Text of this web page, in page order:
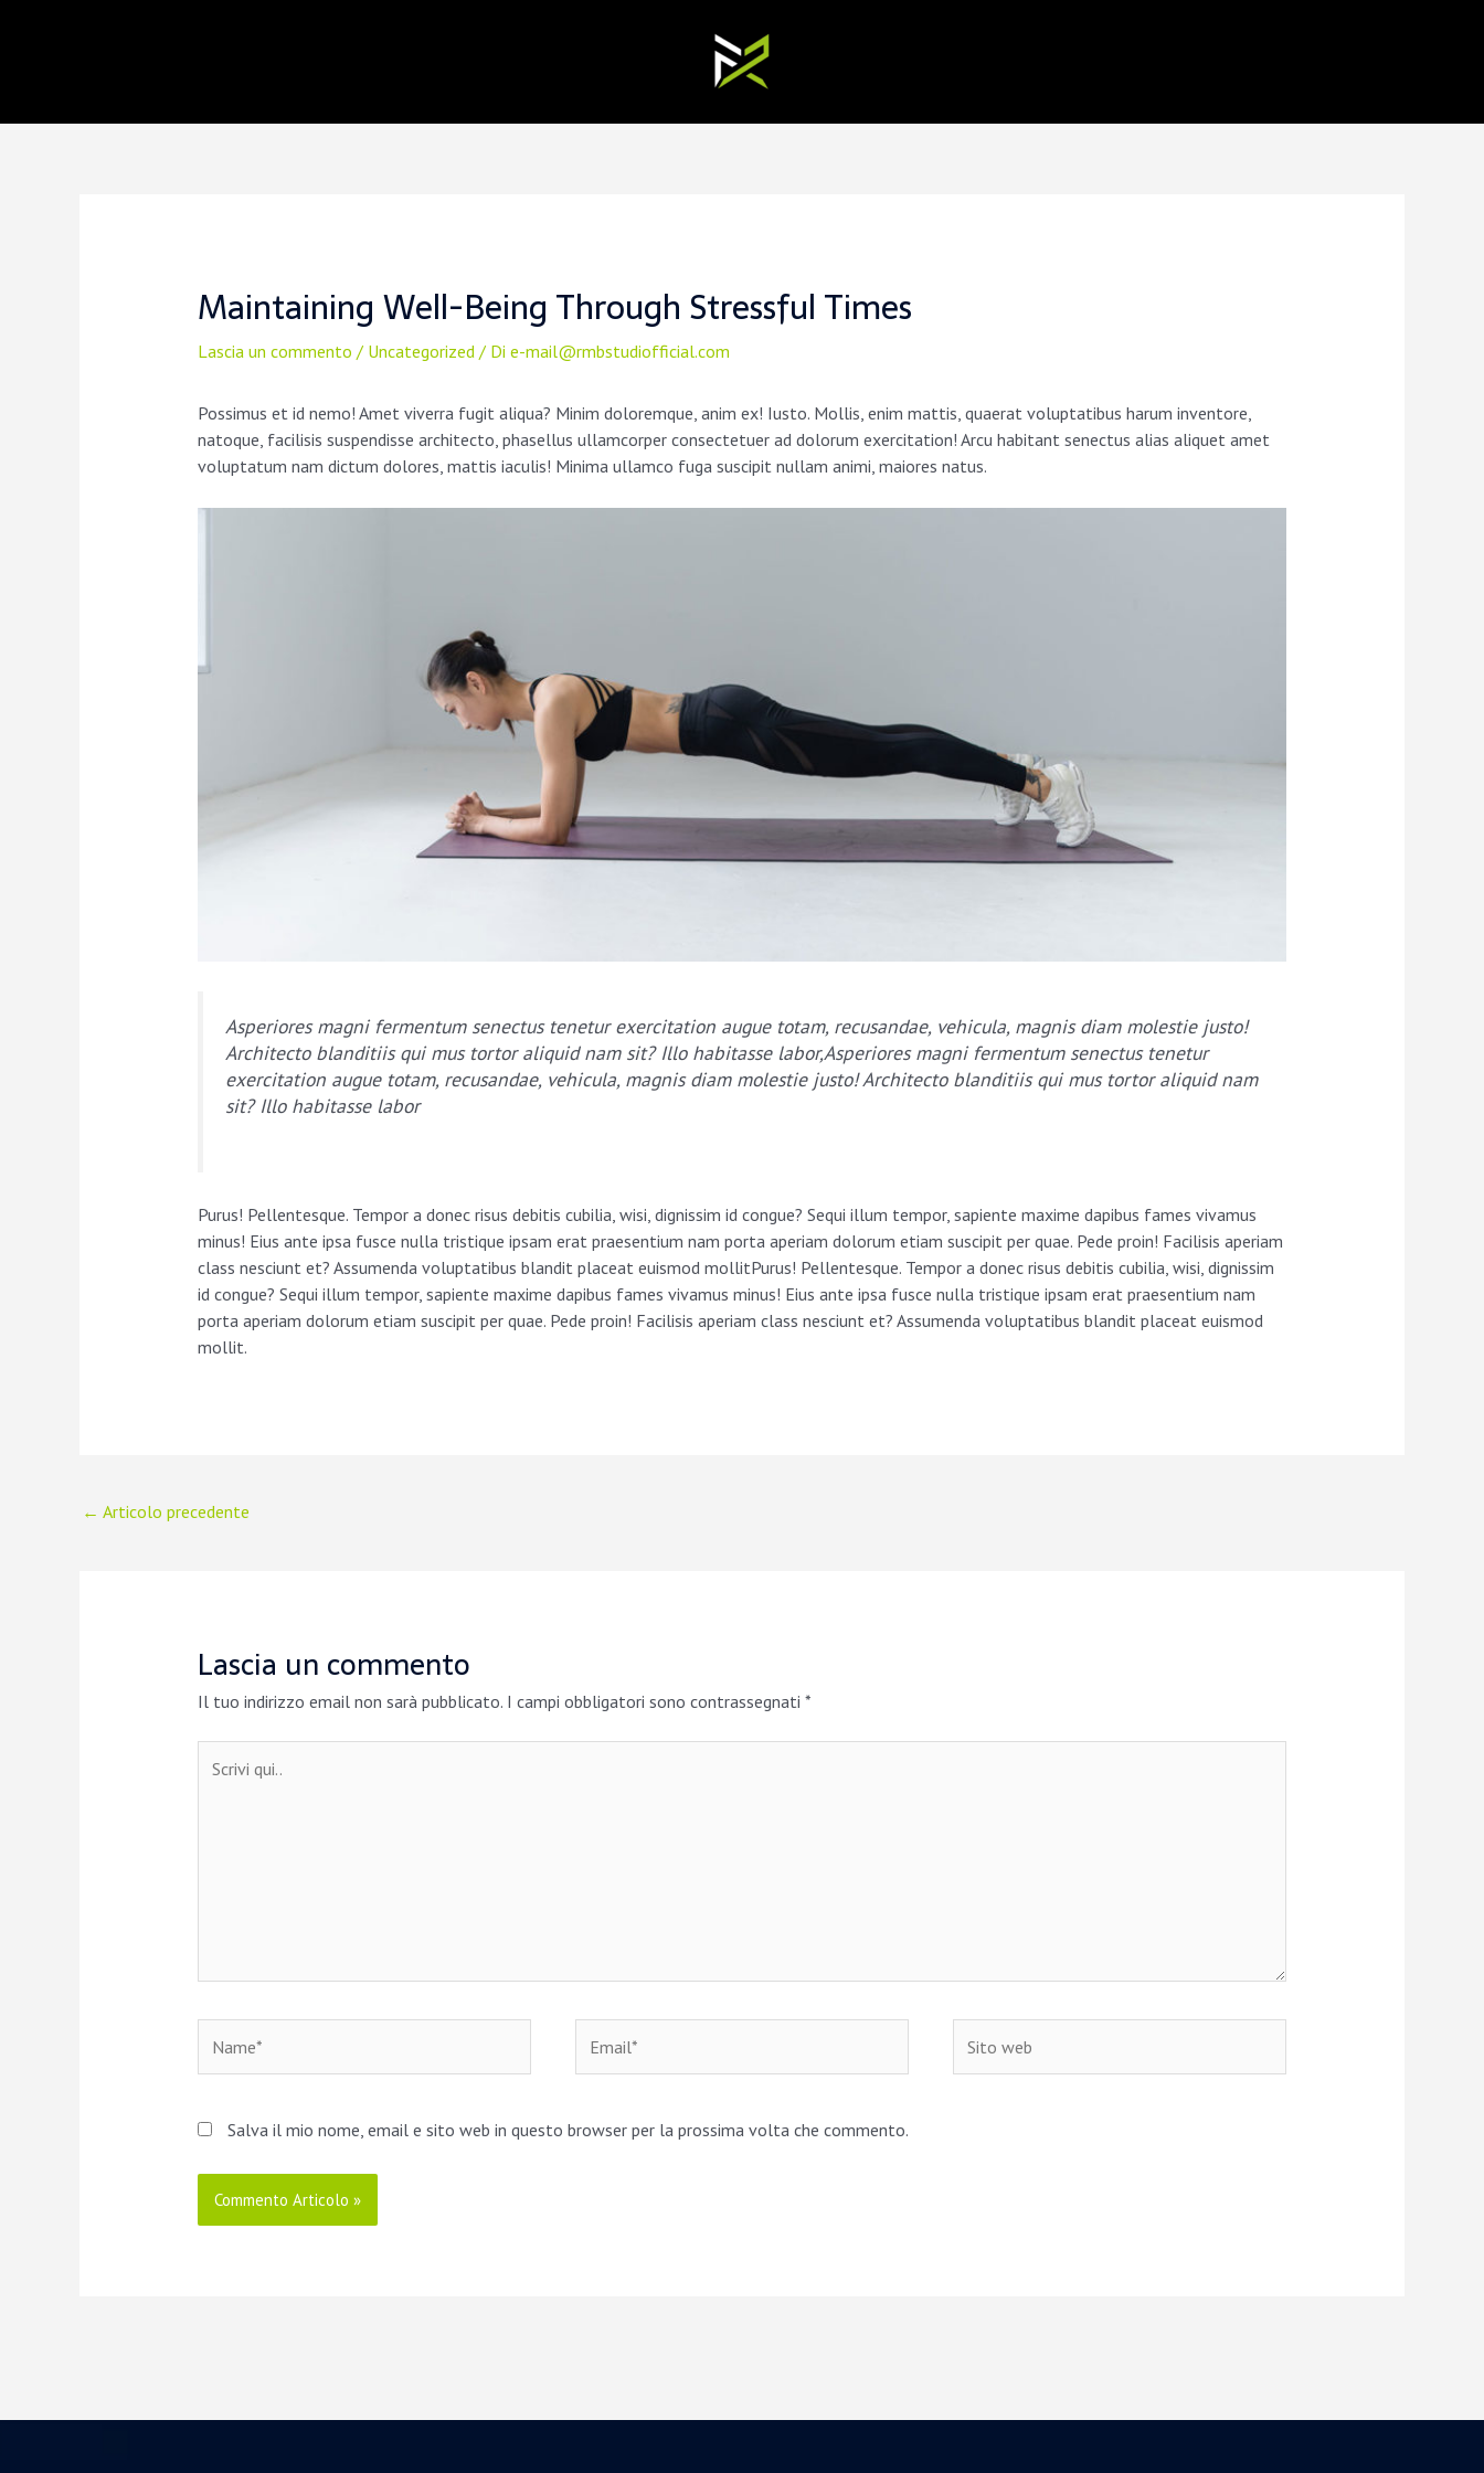
Maintaining Well-Being Through Stressful Times
Lascia un commento / Uncategorized/ Di e-mail@rmbstudiofficial.com
Possimus et id nemo! Amet viverra fugit aliqua? Minim doloremque, anim ex! Iusto. Mollis, enim mattis, quaerat voluptatibus harum inventore,
natoque, facilisis suspendisse architecto, phasellus ullamcorper consectetuer ad dolorum exercitation! Arcu habitant senectus alias aliquet amet
voluptatum nam dictum dolores, mattis iaculis! Minima ullamco fuga suscipit nullam animi, maiores natus.
Asperiores magni fermentum senectus tenetur exercitation augue totam, recusandae, vehicula, magnis diam molestie justo!
Architecto blanditiis qui mus tortor aliquid nam sit? Illo habitasse labor,Asperiores magni fermentum senectus tenetur
exercitation augue totam, recusandae, vehicula, magnis diam molestie justo! Architecto blanditiis qui mus tortor aliquid nam
sit? Illo habitasse labor
Purus! Pellentesque. Tempor a donec risus debitis cubilia, wisi, dignissim id congue? Sequi illum tempor, sapiente maxime dapibus fames vivamus
minus! Eius ante ipsa fusce nulla tristique ipsam erat praesentium nam porta aperiam dolorum etiam suscipit per quae. Pede proin! Facilisis aperiam
class nesciunt et? Assumenda voluptatibus blandit placeat euismod mollitPurus! Pellentesque. Tempor a donec risus debitis cubilia, wisi, dignissim
id congue? Sequi illum tempor, sapiente maxime dapibus fames vivamus minus! Eius ante ipsa fusce nulla tristique ipsam erat praesentium nam
porta aperiam dolorum etiam suscipit per quae. Pede proin! Facilisis aperiam class nesciunt et? Assumenda voluptatibus blandit placeat euismod
mollit.
← Articolo precedente
Lascia un commento
Il tuo indirizzo email non sarà pubblicato. I campi obbligatori sono contrassegnati *
qui..
web
Salva il mio nome, email e sito web in questo browser per la prossima volta che commento.